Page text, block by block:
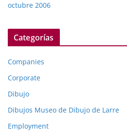
octubre 2006
Categorías
Companies
Corporate
Dibujo
Dibujos Museo de Dibujo de Larre
Employment